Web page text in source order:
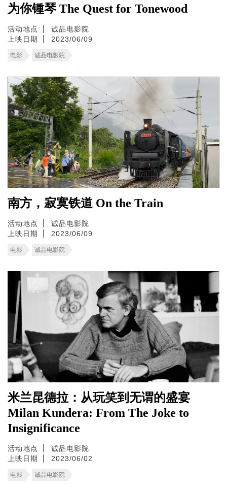
为你锺琴 The Quest for Tonewood
活动地点
诚品电影院
上映日期
2023/06/09
电影 诚品电影院
南方，寂寞铁道 On the Train
活动地点
诚品电影院
上映日期
2023/06/09
电影 诚品电影院
米兰昆德拉：从玩笑到无谓的盛宴
Milan Kundera: From The Joke to
Insignificance
活动地点
诚品电影院
上映日期
2023/06/02
电影 诚品电影院